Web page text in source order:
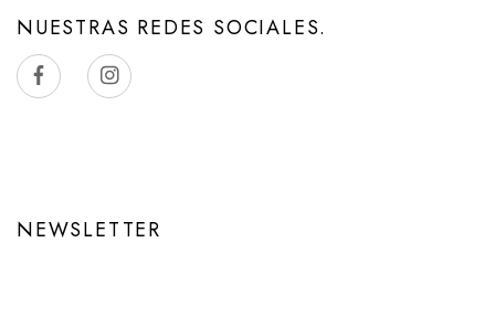
NUESTRAS REDES SOCIALES.
NEWSLETTER